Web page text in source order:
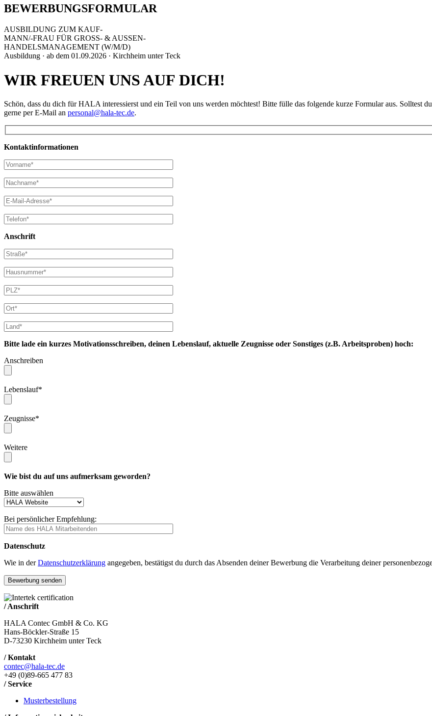
BEWERBUNGSFORMULAR
AUSBILDUNG ZUM KAUF-
MANN/-FRAU FÜR GROSS- & AUSSEN-
HANDELSMANAGEMENT (W/M/D)
Ausbildung · ab dem 01.09.2026 · Kirchheim unter Teck
WIR FREUEN UNS AUF DICH!
Schön, dass du dich für HALA interessierst und ein Teil von uns werden möchtest! Bitte fülle das folgende kurze Formular aus. Solltest
gerne per E-Mail an personal@hala-tec.de.
Kontaktinformationen
Anschrift
Bitte lade ein kurzes Motivationsschreiben, deinen Lebenslauf, aktuelle Zeugnisse oder Sonstiges (z.B. Arbeitsproben) hoch:
Anschreiben
Lebenslauf*
Zeugnisse*
Weitere
Wie bist du auf uns aufmerksam geworden?
Bitte auswählen
Bei persönlicher Empfehlung:
Datenschutz
Wie in derDatenschutzerklärung angegeben, bestätigst du durch das Absenden deiner Bewerbung die Verarbeitung deiner
/ Anschrift
HALA Contec GmbH & Co. KG
Hans-Böckler-Straße 15
D-73230 Kirchheim unter Teck
/ Kontakt
contec@hala-tec.de
+49 (0)89-665 477 83
/ Service
Musterbestellung